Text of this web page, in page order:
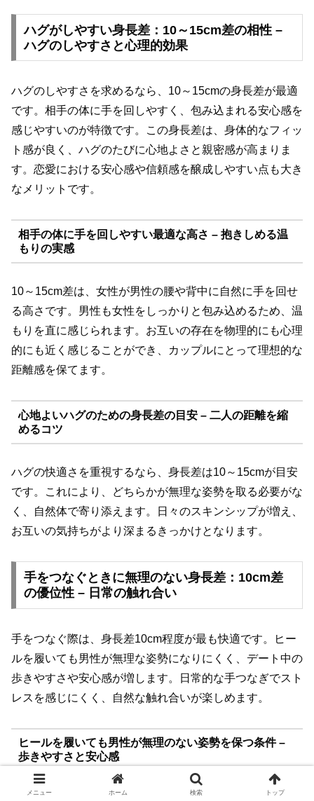
ハグがしやすい身長差：10～15cm差の相性 –
ハグのしやすさと心理的効果
ハグのしやすさを求めるなら、10～15cmの身長差が最適
です。相手の体に手を回しやすく、包み込まれる安心感を
感じやすいのが特徴です。この身長差は、身体的なフィッ
ト感が良く、ハグのたびに心地よさと親密感が高まりま
す。恋愛における安心感や信頼感を醸成しやすい点も大き
なメリットです。
相手の体に手を回しやすい最適な高さ – 抱きしめる温
もりの実感
10～15cm差は、女性が男性の腰や背中に自然に手を回せ
る高さです。男性も女性をしっかりと包み込めるため、温
もりを直に感じられます。お互いの存在を物理的にも心理
的にも近く感じることができ、カップルにとって理想的な
距離感を保てます。
心地よいハグのための身長差の目安 – 二人の距離を縮
めるコツ
ハグの快適さを重視するなら、身長差は10～15cmが目安
です。これにより、どちらかが無理な姿勢を取る必要がな
く、自然体で寄り添えます。日々のスキンシップが増え、
お互いの気持ちがより深まるきっかけとなります。
手をつなぐときに無理のない身長差：10cm差
の優位性 – 日常の触れ合い
手をつなぐ際は、身長差10cm程度が最も快適です。ヒー
ルを履いても男性が無理な姿勢になりにくく、デート中の
歩きやすさや安心感が増します。日常的な手つなぎでスト
レスを感じにくく、自然な触れ合いが楽しめます。
ヒールを履いても男性が無理のない姿勢を保つ条件 –
歩きやすさと安心感
メニュー ホーム 検索 トップ